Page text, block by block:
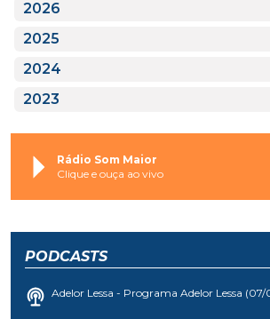
2026
2025
2024
2023
Rádio Som Maior
Clique e ouça ao vivo
PODCASTS
Adelor Lessa - Programa Adelor Lessa